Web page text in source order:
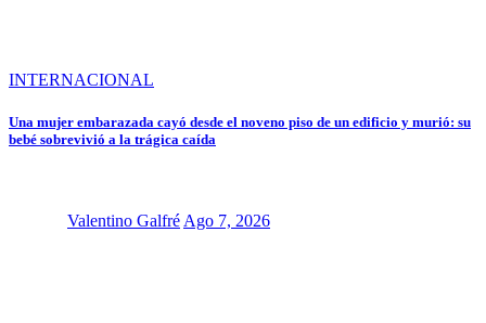
INTERNACIONAL
Una mujer embarazada cayó desde el noveno piso de un edificio y murió: su
bebé sobrevivió a la trágica caída
Valentino Galfré Ago 7, 2026